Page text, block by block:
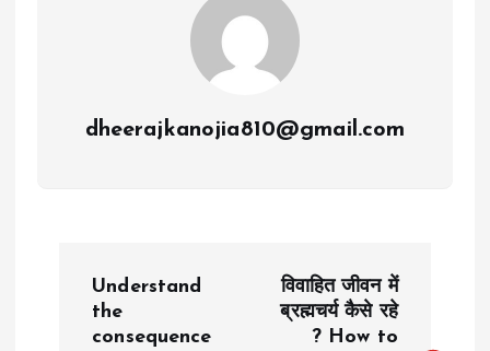
dheerajkanojia810@gmail.com
Understand
the
consequence
विवाहित जीवन में
ब्रह्मचर्य कैसे रहे
? How to